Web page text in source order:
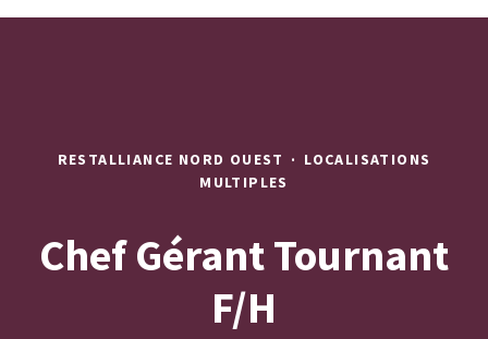
RESTALLIANCE NORD OUEST · LOCALISATIONS
MULTIPLES
Chef Gérant Tournant
F/H